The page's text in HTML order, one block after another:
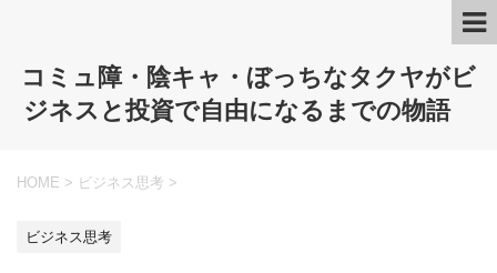
コミュ障・陰キャ・ぼっちなタクヤがビ
ジネスと投資で自由になるまでの物語
HOME > ビジネス思考 >
ビジネス思考